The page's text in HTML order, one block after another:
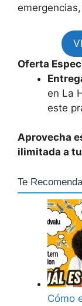
Oferta
en La
este
Aprovecha
ilimitada a
Te
Cómo